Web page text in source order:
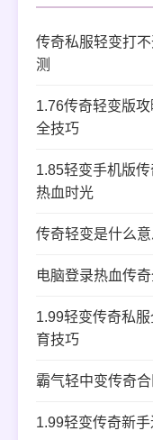
传奇私服轻变打
测
1.76传奇轻变版
全技巧
1.85轻变手机版
热血时光
传奇轻变是什么
电脑登录热血传
1.99轻变传奇私
育技巧
霸气轻中变传奇
1.99轻变传奇新